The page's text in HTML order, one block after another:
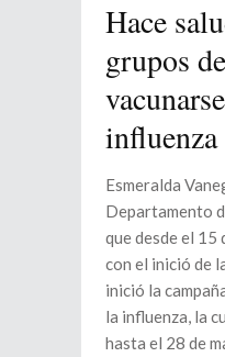
Hace
grupos
influenza
Esmeralda
Departamento
que desde el
con el inició de
inició la
la influenza, la
hasta el 28 de